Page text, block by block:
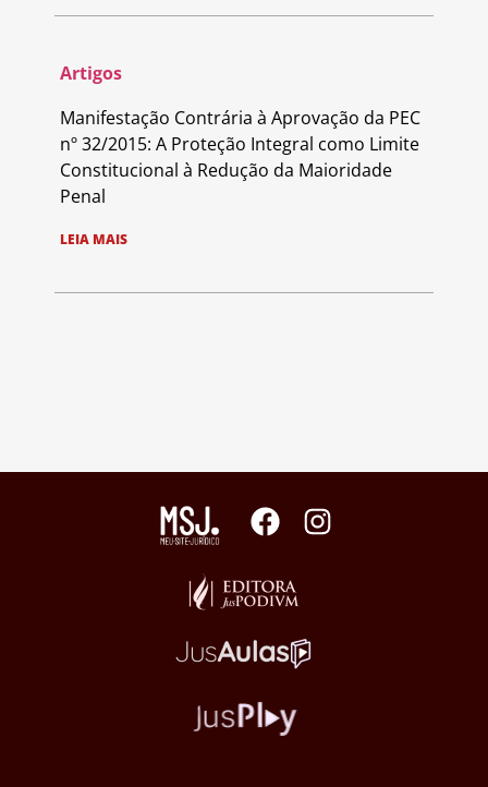
Artigos
Manifestação Contrária à Aprovação da PEC
nº 32/2015: A Proteção Integral como Limite
Constitucional à Redução da Maioridade
Penal
LEIA MAIS